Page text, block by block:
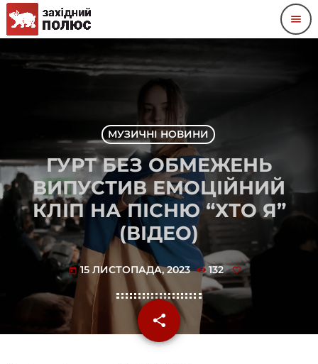
menu
МУЗИЧНІ НОВИНИ
ГУРТ БЕЗ ОБМЕЖЕНЬ
ВИПУСТИВ ЕМОЦІЙНИЙ
КЛІП НА ПІСНЮ “ХТО Я”
(ВІДЕО)
today 15 ЛИСТОПАДА, 2023 132
share
email